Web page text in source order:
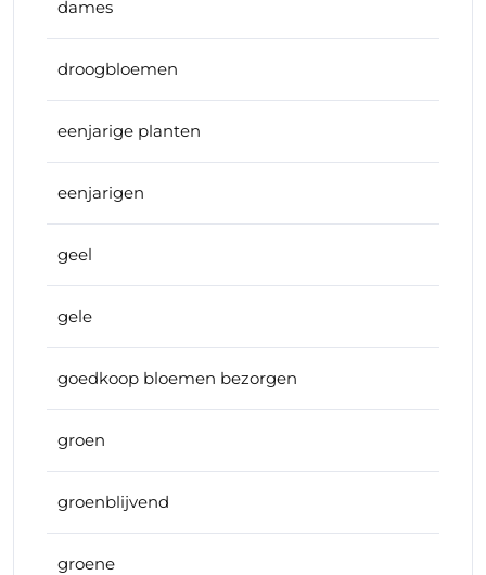
dames
droogbloemen
eenjarige planten
eenjarigen
geel
gele
goedkoop bloemen bezorgen
groen
groenblijvend
groene